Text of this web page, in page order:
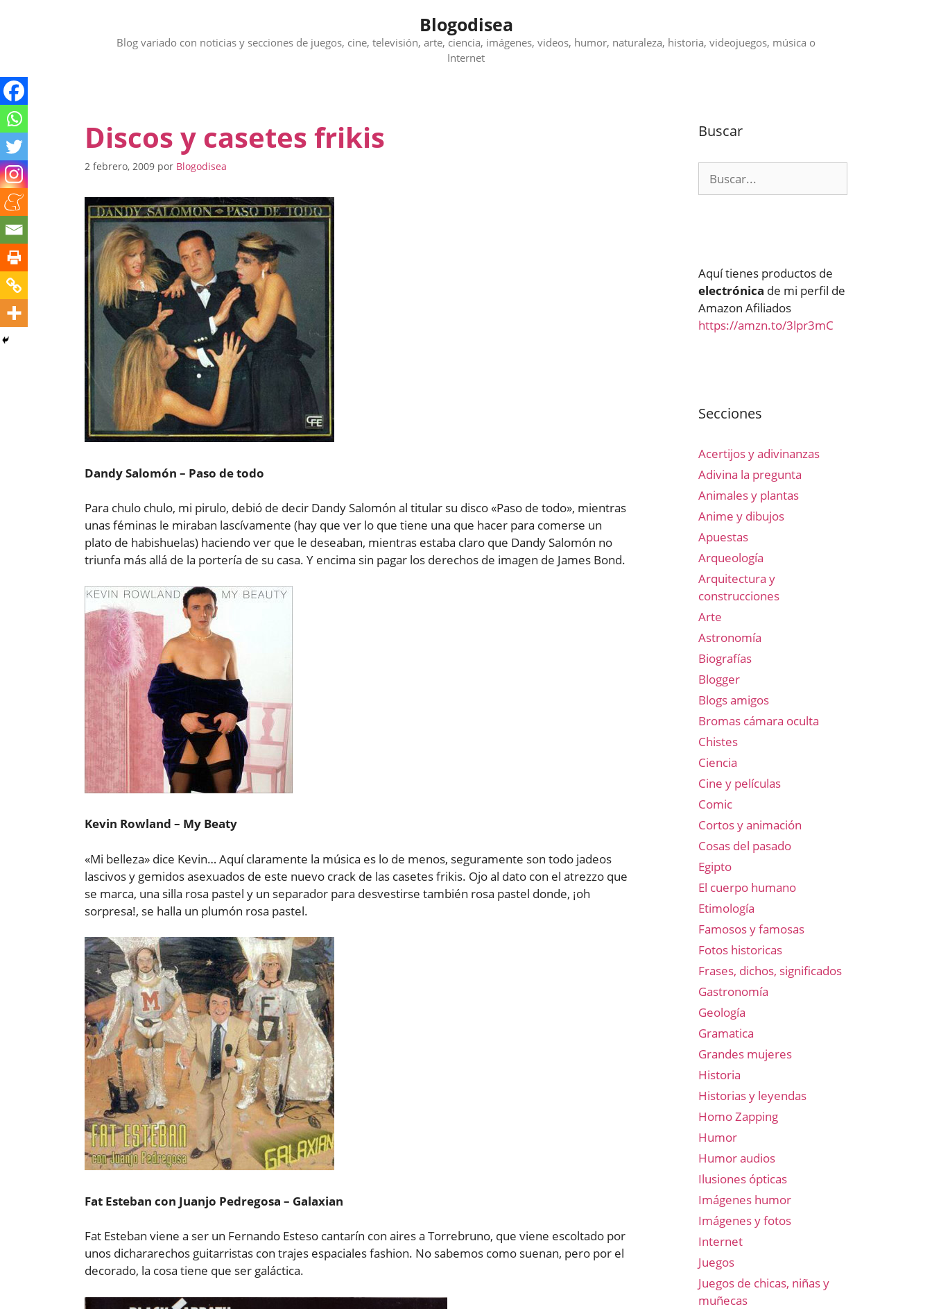
Blogodisea
Blog variado con noticias y secciones de juegos, cine, televisión, arte, ciencia, imágenes, videos, humor, naturaleza, historia, videojuegos, música o
Internet
Discos y casetes frikis
2 febrero, 2009 por Blogodisea
Dandy Salomón – Paso de todo
Para chulo chulo, mi pirulo, debió de decir Dandy Salomón al titular su disco «Paso de todo», mientras
unas féminas le miraban lascívamente (hay que ver lo que tiene una que hacer para comerse un
plato de habishuelas) haciendo ver que le deseaban, mientras estaba claro que Dandy Salomón no
triunfa más allá de la portería de su casa. Y encima sin pagar los derechos de imagen de James Bond.
Kevin Rowland – My Beaty
«Mi belleza» dice Kevin… Aquí claramente la música es lo de menos, seguramente son todo jadeos
lascivos y gemidos asexuados de este nuevo crack de las casetes frikis. Ojo al dato con el atrezzo que
se marca, una silla rosa pastel y un separador para desvestirse también rosa pastel donde, ¡oh
sorpresa!, se halla un plumón rosa pastel.
Fat Esteban con Juanjo Pedregosa – Galaxian
Fat Esteban viene a ser un Fernando Esteso cantarín con aires a Torrebruno, que viene escoltado por
unos dichararechos guitarristas con trajes espaciales fashion. No sabemos como suenan, pero por el
decorado, la cosa tiene que ser galáctica.
Buscar
Aquí tienes productos de
electrónica de mi perfil de
Amazon Afiliados
https://amzn.to/3lpr3mC
Secciones
Acertijos y adivinanzas
Adivina la pregunta
Animales y plantas
Anime y dibujos
Apuestas
Arqueología
Arquitectura y
construcciones
Arte
Astronomía
Biografías
Blogger
Blogs amigos
Bromas cámara oculta
Chistes
Ciencia
Cine y películas
Comic
Cortos y animación
Cosas del pasado
Egipto
El cuerpo humano
Etimología
Famosos y famosas
Fotos historicas
Frases, dichos, significados
Gastronomía
Geología
Gramatica
Grandes mujeres
Historia
Historias y leyendas
Homo Zapping
Humor
Humor audios
Ilusiones ópticas
Imágenes humor
Imágenes y fotos
Internet
Juegos
Juegos de chicas, niñas y
muñecas